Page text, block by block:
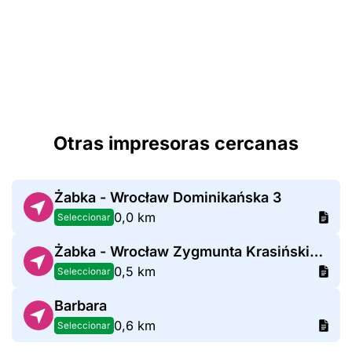
Otras impresoras cercanas
Żabka - Wrocław Dominikańska 3
Seleccionar 0,0 km
Żabka - Wrocław Zygmunta Krasińskiego 48
Seleccionar 0,5 km
Barbara
Seleccionar 0,6 km